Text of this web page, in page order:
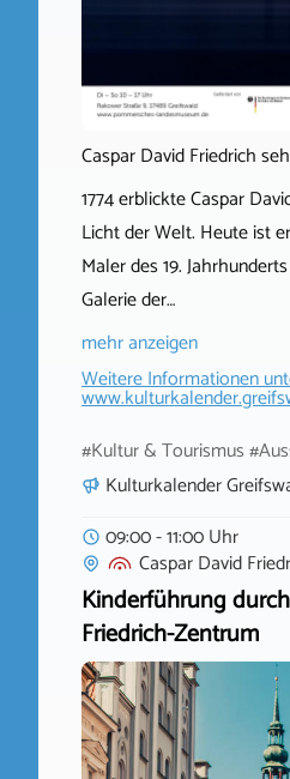
Caspar David Friedrich
1774 erblickte Caspar
Licht der Welt. Heute ist
Maler des 19.
Galerie der…
mehr anzeigen
Weitere Informationen
#Kultur & Tourismus
Kulturkalender
09:00 - 11:00 Uhr
Caspar David
Kinderführung
Friedrich-Zentrum